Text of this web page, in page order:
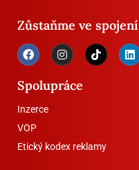
Zůstaňme ve spojení
Spolupráce
Inzerce
VOP
Etický kodex reklamy